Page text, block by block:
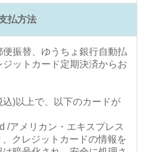
払方法
振替、ゆうちょ銀行自動払
ットカード定期決済からお
)以上で、以下のカードが
/アメリカン・エキスプレス
クレジットカードの情報を